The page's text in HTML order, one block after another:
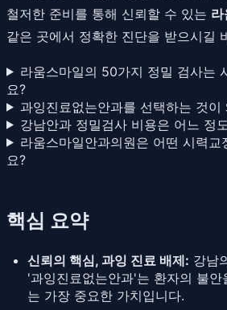
철저한 준비를 통해 신뢰할 수 있는
같은 곳에서 정확한 진단을 받으시길
라움스마일의 50가지 정밀 검사는
요?
과잉진료없는안과를 선택하는 것이
강남안과 정밀검사 비용은 어느 정
라움스마일안과의원은 어떤 시력
요?
핵심 요약
신뢰의 핵심, 과잉 진료 배제: 강남
'과잉진료없는안과'는 환자의 불안
는 가장 중요한 가치입니다.